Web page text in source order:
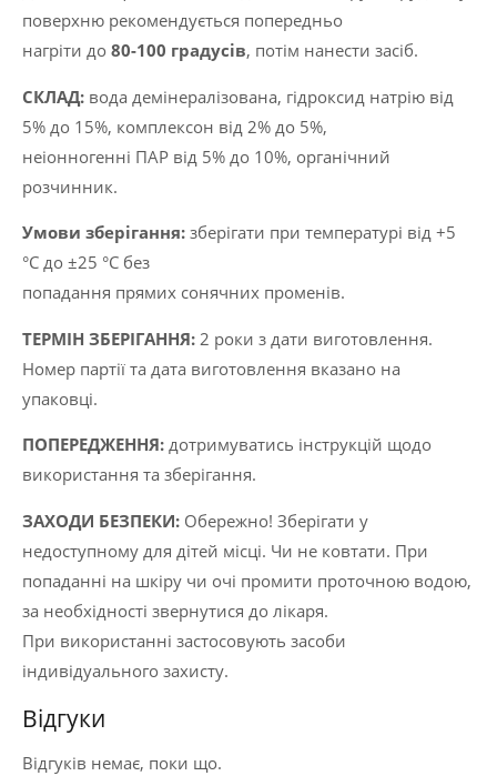
поверхню рекомендується попередньо
нагріти до 80-100 градусів, потім нанести засіб.
СКЛАД: вода демінералізована, гідроксид натрію від
5% до 15%, комплексон від 2% до 5%,
неіонногенні ПАР від 5% до 10%, органічний
розчинник.
Умови зберігання: зберігати при температурі від +5
°C до ±25 °C без
попадання прямих сонячних променів.
ТЕРМІН ЗБЕРІГАННЯ: 2 роки з дати виготовлення.
Номер партії та дата виготовлення вказано на
упаковці.
ПОПЕРЕДЖЕННЯ: дотримуватись інструкцій щодо
використання та зберігання.
ЗАХОДИ БЕЗПЕКИ: Обережно! Зберігати у
недоступному для дітей місці. Чи не ковтати. При
попаданні на шкіру чи очі промити проточною водою,
за необхідності звернутися до лікаря.
При використанні застосовують засоби
індивідуального захисту.
Відгуки
Відгуків немає, поки що.